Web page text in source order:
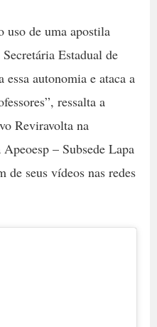
uso de uma apostila
Estadual de
autonomia e ataca a
ressalta a
Reviravolta na
– Subsede Lapa
seus vídeos nas redes